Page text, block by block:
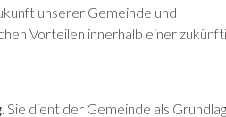
unserer Gemeinde und
Vorteilen innerhalb einer
. Sie dient der Gemeinde als